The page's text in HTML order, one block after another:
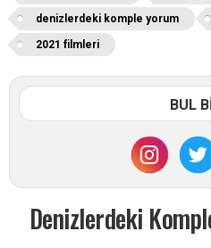
denizlerdeki komple yorum
2021 filmleri
BUL
Denizlerdeki